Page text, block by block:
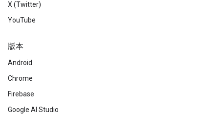
X (Twitter)
YouTube
版本
Android
Chrome
Firebase
Google AI Studio